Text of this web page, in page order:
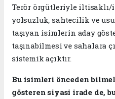
Terör örgütleriyle iltisaklı/
yolsuzluk, sahtecilik ve
taşıyan isimlerin aday
taşınabilmesi ve sahalara
sistemik açıktır.
Bu isimleri önceden
gösteren siyasi irade de,